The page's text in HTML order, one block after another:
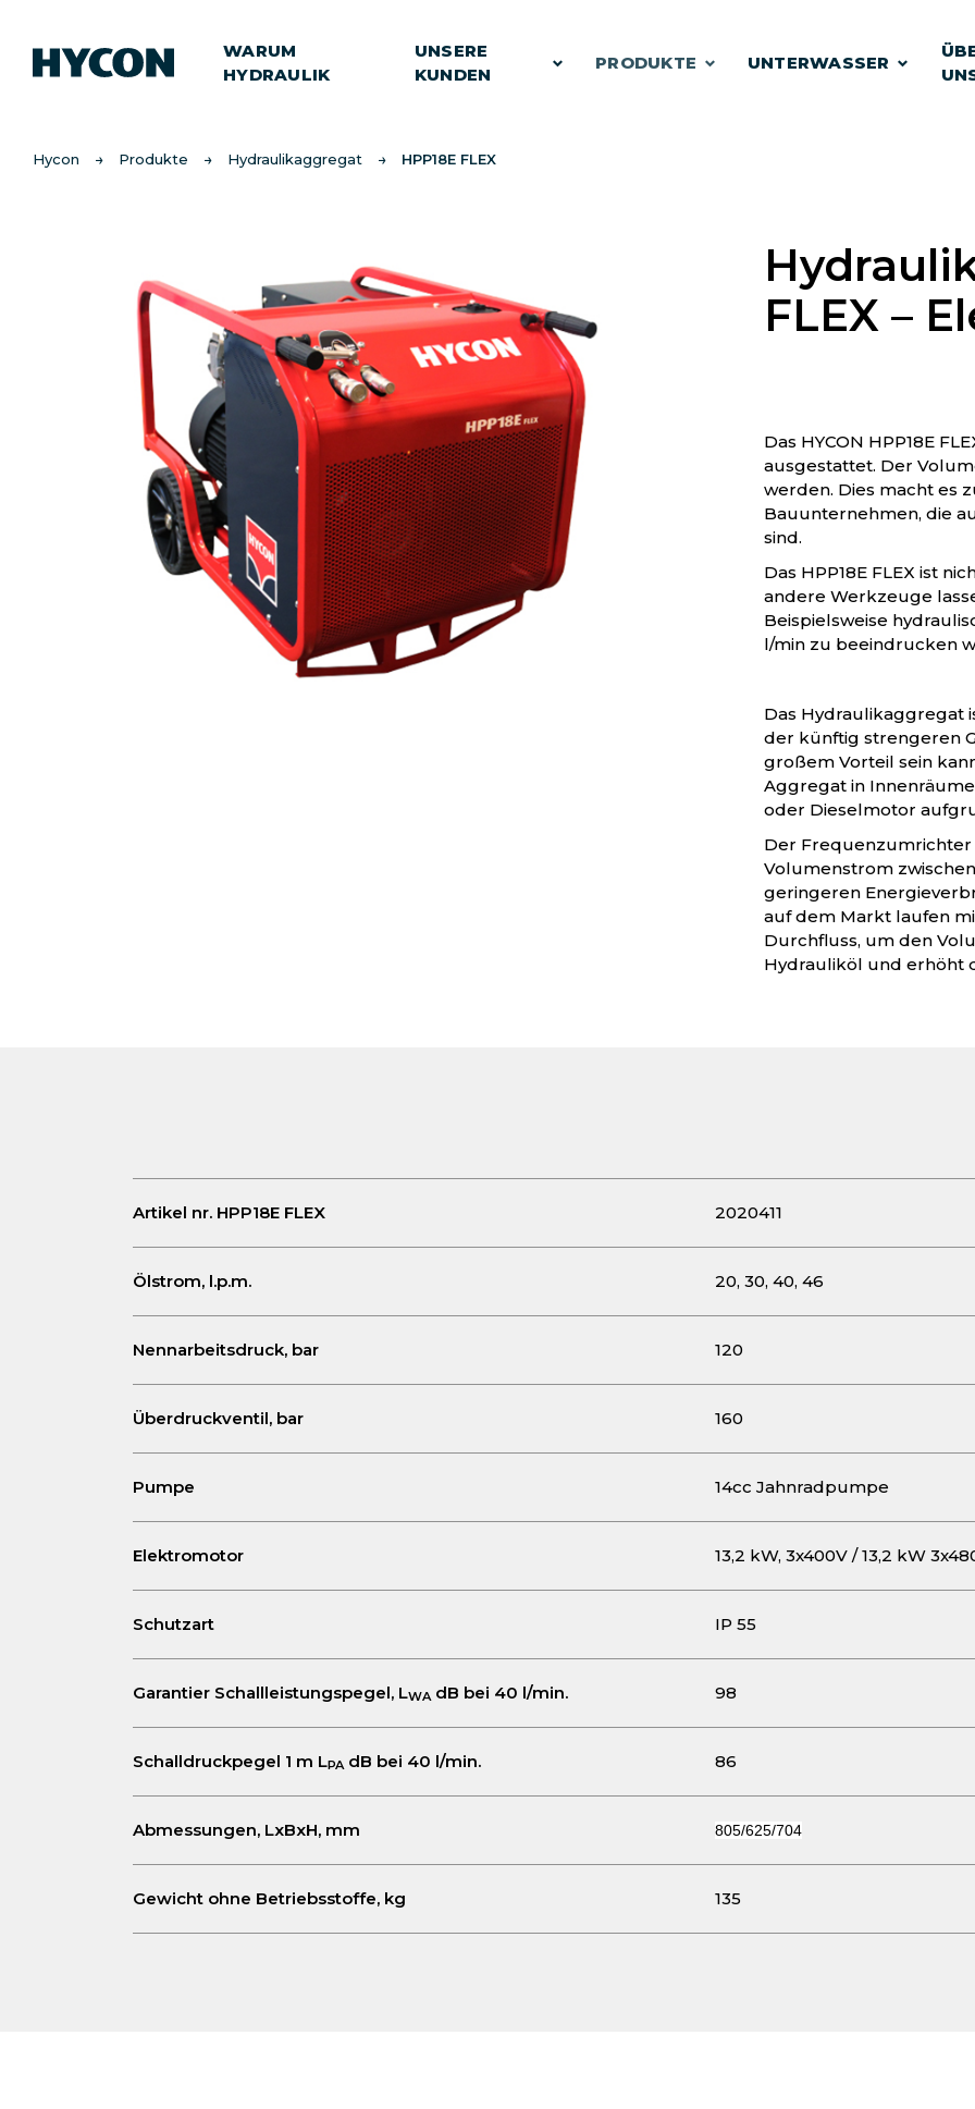
WARUM
HYDRAULIK
UNSERE
KUNDEN
PRODUKTE UNTERWASSER
Hycon Produkte Hydraulikaggregat HPP18E FLEX
FLEX –
Das HYCON HPP18E
ausgestattet. Der
werden. Dies macht es
Bauunternehmen, die
sind.
Das HPP18E FLEX ist
andere Werkzeuge
Beispielsweise
l/min zu beeindrucken
Das Hydraulikaggregat
der künftig strengeren
großem Vorteil sein
Aggregat in
oder Dieselmotor
Der
Volumenstrom
geringeren
auf dem Markt laufen
Durchfluss, um den
Hydrauliköl und erhöht
Artikel nr. HPP18E FLEX 2020411
Ölstrom, l.p.m. 20, 30, 40, 46
Nennarbeitsdruck, bar 120
Überdruckventil, bar 160
Pumpe 14cc Jahnradpumpe
Elektromotor 13,2 kW, 3x400V / 13,2 kW
Schutzart IP 55
Garantier Schallleistungspegel, LWA dB bei 40 l/min. 98
Schalldruckpegel 1 m LPA dB bei 40 l/min. 86
Abmessungen, LxBxH, mm 805/625/704
Gewicht ohne Betriebsstoffe, kg 135